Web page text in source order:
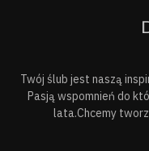
Twój ślub jest naszą
Pasją wspomnień do
lata.Chcemy